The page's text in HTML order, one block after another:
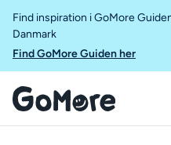
Find inspiration i GoMore
Danmark
Find GoMore Guiden her